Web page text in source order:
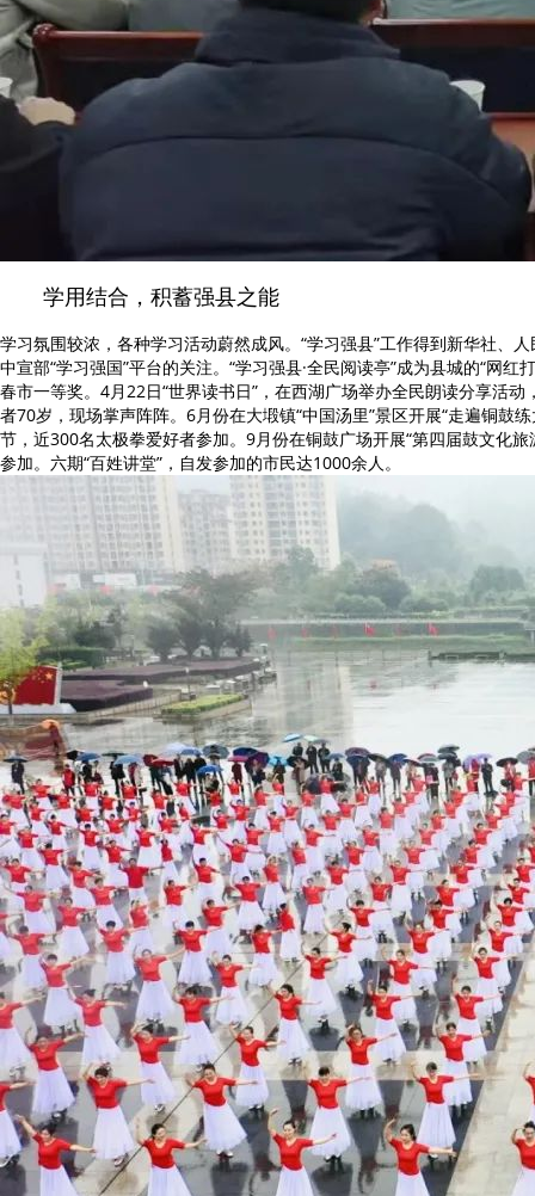
学用结合，积蓄强县之能
学习氛围较浓，各种学习活动蔚然成风。“学习强县”工作得到新华社、
中宣部“学习强国”平台的关注。“学习强县·全民阅读亭”成为县城的“网红
春市一等奖。4月22日“世界读书日”，在西湖广场举办全民朗读分享活
者70岁，现场掌声阵阵。6月份在大塅镇“中国汤里”景区开展“走遍铜鼓
节，近300名太极拳爱好者参加。9月份在铜鼓广场开展“第四届鼓文化
参加。六期“百姓讲堂”，自发参加的市民达1000余人。